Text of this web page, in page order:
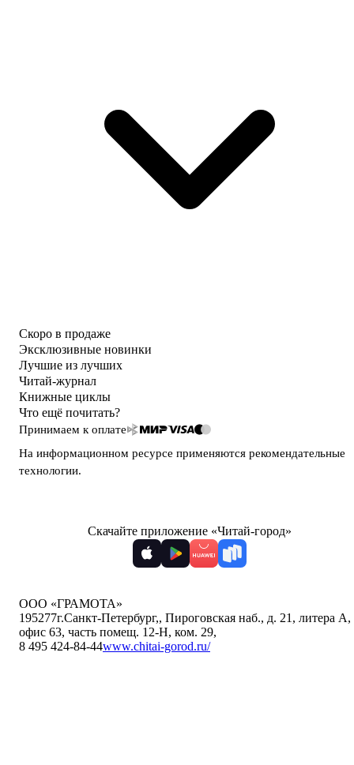
Скоро в продаже
Эксклюзивные новинки
Лучшие из лучших
Читай-журнал
Книжные циклы
Что ещё почитать?
Принимаем к оплате
На информационном ресурсе применяются рекомендательные
технологии.
Скачайте приложение «Читай-город»
ООО «ГРАМОТА»
195277г.Санкт-Петербург,, Пироговская наб., д. 21, литера А,
офис 63, часть помещ. 12-Н, ком. 29,
8 495 424-84-44www.chitai-gorod.ru/